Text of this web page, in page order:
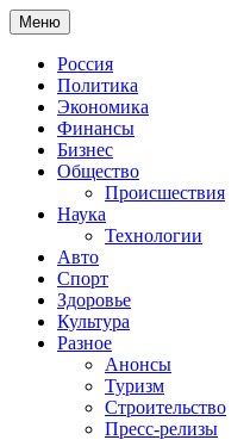
Меню
Россия
Политика
Экономика
Финансы
Бизнес
Общество
Происшествия
Наука
Технологии
Авто
Спорт
Здоровье
Культура
Разное
Анонсы
Туризм
Строительство
Пресс-релизы